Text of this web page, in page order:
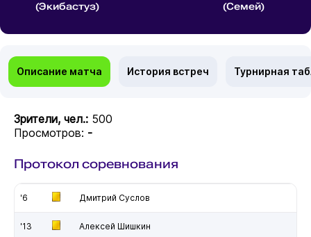
(Экибастуз)
(Семей)
Описание матча История встреч Турнирная
Зрители, чел.: 500
Просмотров: -
Протокол соревнования
'6 Дмитрий Суслов
'13 Алексей Шишкин